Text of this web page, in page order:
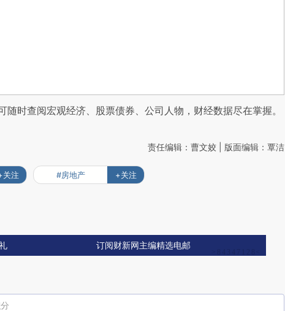
随时查阅宏观经济、股票债券、公司人物，财经数据尽在掌握。
责任编辑：曹文姣 | 版面编辑：覃洁
关注 #房地产 +关注
订阅财新网主编精选电邮